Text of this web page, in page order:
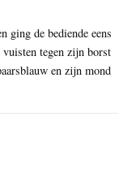
ging de bediende eens
tegen zijn borst
en zijn mond